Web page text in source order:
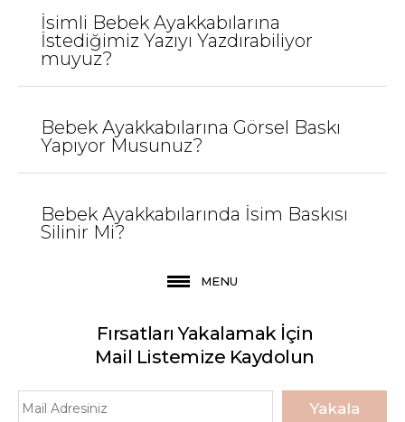
Kırmızı Luz İsimli Bebek
Ayakkabısı
Sepete Ekle
Bebek Ayakkabısı
720,00TL
Sepete Ekle
İsimli Bebek Ayakkabılarına
İstediğimiz Yazıyı Yazdırabiliyor
muyuz?
Bebek Ayakkabılarına Görsel Baskı
Yapıyor Musunuz?
Bebek Ayakkabılarında İsim Baskısı
Silinir Mi?
MENU
Fırsatları Yakalamak İçin
Mail Listemize Kaydolun
Yakala